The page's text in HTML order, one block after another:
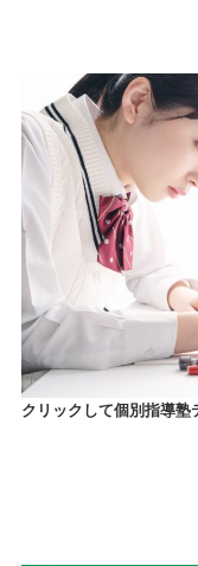
クリックして個別指導